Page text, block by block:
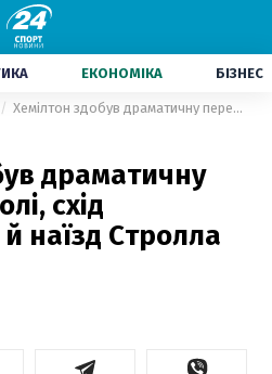
ЕКОНОМІКА БІЗНЕС
Хемілтон здобув драматичну перемогу в Імолі, схід Ферстаппена й наїзд Стролла на механіка
драматичну
схід
наїзд Стролла